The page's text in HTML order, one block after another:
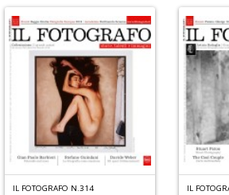
IL FOTOGRAFO N.314 IL